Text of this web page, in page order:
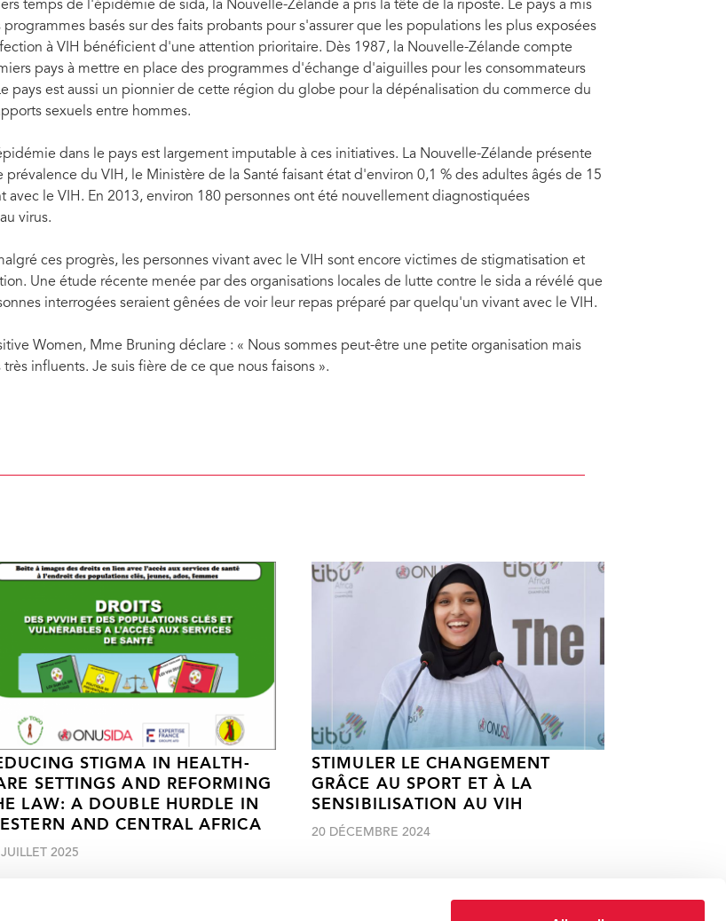
temps de l'épidémie de sida, la Nouvelle-Zélande a pris la tête de la riposte. Le pays a mis
basés sur des faits probants pour s'assurer que les populations les plus exposées
à VIH bénéficient d'une attention prioritaire. Dès 1987, la Nouvelle-Zélande compte
pays à mettre en place des programmes d'échange d'aiguilles pour les consommateurs
pays est aussi un pionnier de cette région du globe pour la dépénalisation du commerce du
sexuels entre hommes.
dans le pays est largement imputable à ces initiatives. La Nouvelle-Zélande présente
prévalence du VIH, le Ministère de la Santé faisant état d'environ 0,1 % des adultes âgés de 15
avec le VIH. En 2013, environ 180 personnes ont été nouvellement diagnostiquées
virus.
ces progrès, les personnes vivant avec le VIH sont encore victimes de stigmatisation et
Une étude récente menée par des organisations locales de lutte contre le sida a révélé que
interrogées seraient gênées de voir leur repas préparé par quelqu'un vivant avec le VIH.
Women, Mme Bruning déclare : « Nous sommes peut-être une petite organisation mais
très influents. Je suis fière de ce que nous faisons ».
STIGMA IN HEALTH-
SETTINGS AND REFORMING
LAW: A DOUBLE HURDLE IN
AND CENTRAL AFRICA
2025
STIMULER LE CHANGEMENT
GRÂCE AU SPORT ET À LA
SENSIBILISATION AU VIH
20 DÉCEMBRE 2024